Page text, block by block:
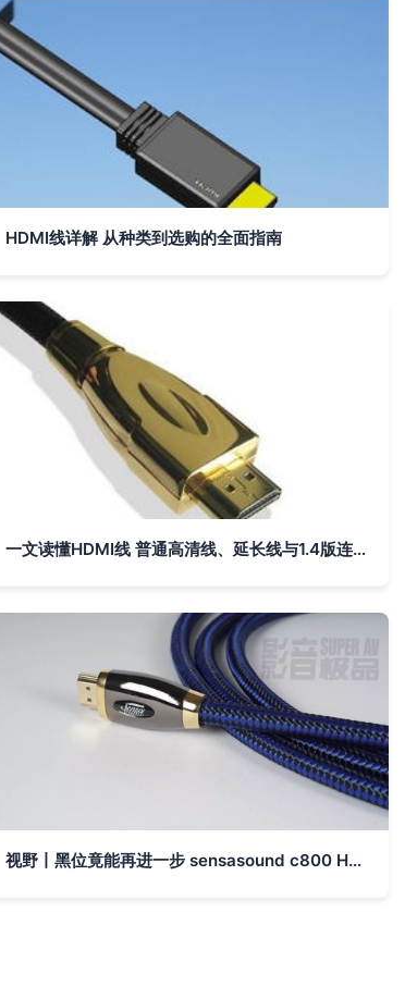
HDMI线详解 从种类到选购的全面指南
一文读懂HDMI线 普通高清线、延长线与1.4版连接线的全方位选择指南
视野丨黑位竟能再进一步 sensasound c800 HDMI线深度测评